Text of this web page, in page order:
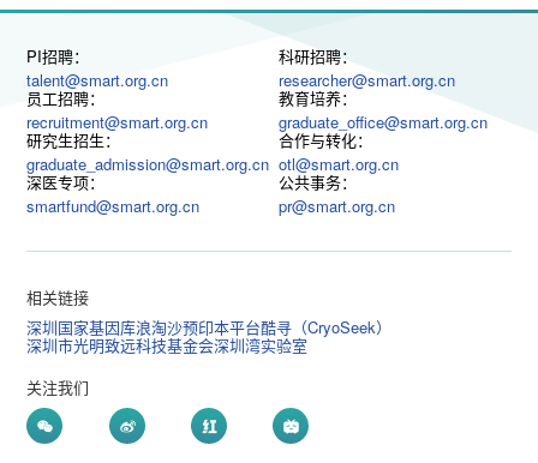
PI招聘：
talent@smart.org.cn
科研招聘：
researcher@smart.org.cn
员工招聘：
recruitment@smart.org.cn
教育培养：
graduate_office@smart.org.cn
研究生招生：
graduate_admission@smart.org.cn
合作与转化：
otl@smart.org.cn
深医专项：
smartfund@smart.org.cn
公共事务：
pr@smart.org.cn
相关链接
深圳国家基因库浪淘沙预印本平台酷寻（CryoSeek）
深圳市光明致远科技基金会深圳湾实验室
关注我们